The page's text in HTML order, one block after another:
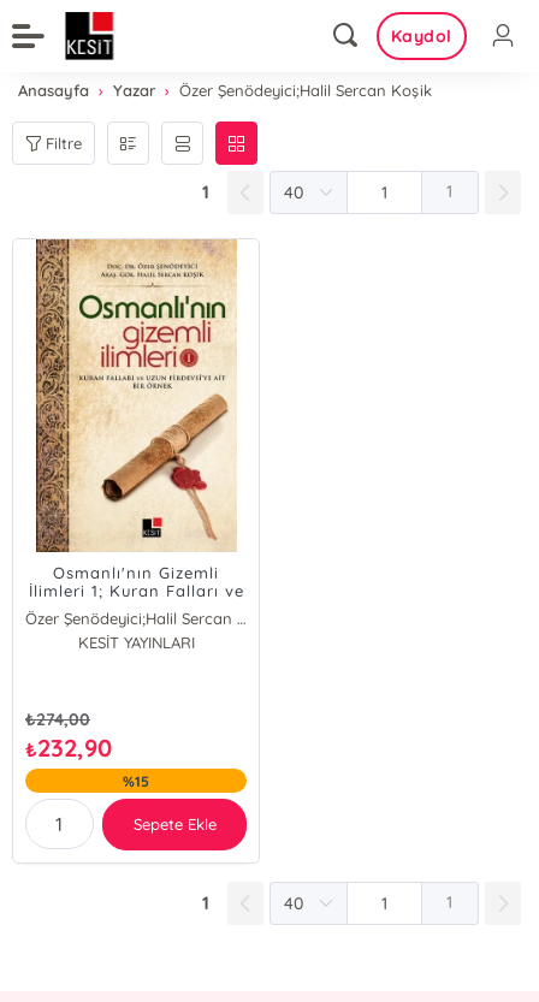
Kaydol
Anasayfa Yazar Özer Şenödeyici;Halil Sercan Koşik
Filtre
1 1
Osmanlı'nın Gizemli
İlimleri 1; Kuran Falları ve
Uzun Firdevsi'ye Ait Bir
Örnek
Özer Şenödeyici;Halil Sercan Koşik
Özer Şenödeyici
KESİT YAYINLARI
₺274,00
₺232,90
%15
Sepete Ekle
1 1